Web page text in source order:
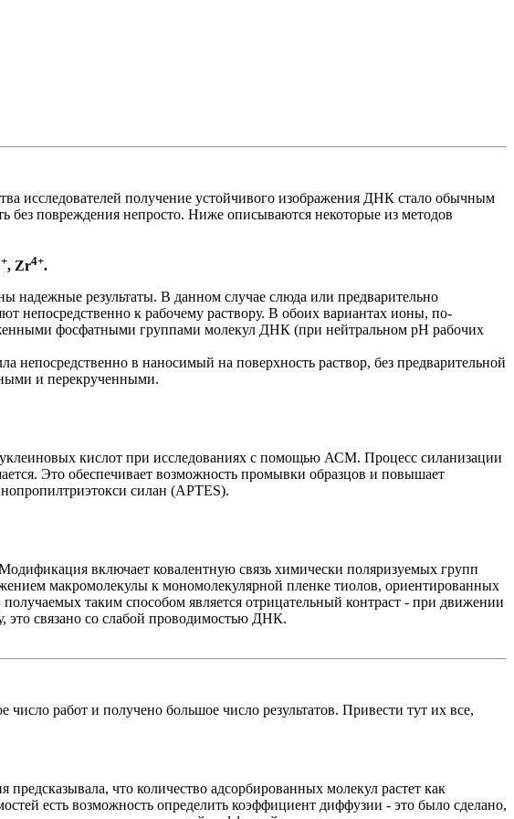
исследователей получение устойчивого изображения ДНК стало обычным
без повреждения непросто. Ниже описываются некоторые из методов
, Zr4+.
результаты. В данном случае слюда или предварительно
непосредственно к рабочему раствору. В обоих вариантах ионы, по-
фосфатными группами молекул ДНК (при нейтральном pH рабочих
непосредственно в наносимый на поверхность раствор, без предварительной
и перекрученными.
кислот при исследованиях с помощью АСМ. Процесс силанизации
Это обеспечивает возможность промывки образцов и повышает
силан (APTES).
включает ковалентную связь химически поляризуемых групп
макромолекулы к мономолекулярной пленке тиолов, ориентированных
таким способом является отрицательный контраст - при движении
связано со слабой проводимостью ДНК.
работ и получено большое число результатов. Привести тут их все,
что количество адсорбированных молекул растет как
есть возможность определить коэффициент диффузии - это было сделано,